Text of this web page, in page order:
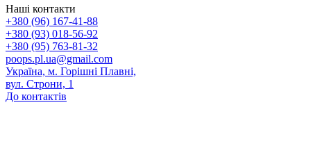
Наші контакти
+380 (96) 167-41-88
+380 (93) 018-56-92
+380 (95) 763-81-32
poops.pl.ua@gmail.com
Україна, м. Горішні Плавні,
вул. Строни, 1
До контактів